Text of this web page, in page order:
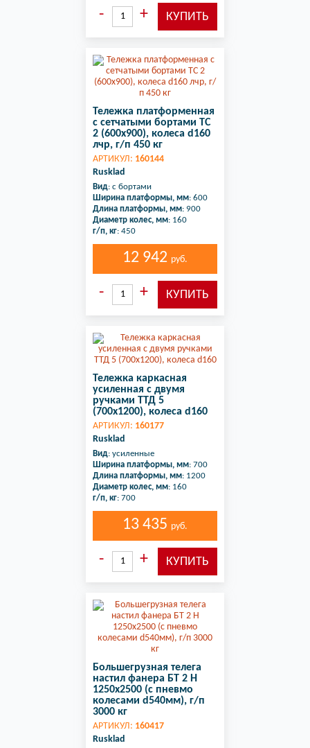
Тележка платформенная
с сетчатыми бортами ТС
2 (600х900), колеса d160
лчр, г/п 450 кг
АРТИКУЛ: 160144
Rusklad
Вид: с бортами
Ширина платформы, мм: 600
Длина платформы, мм: 900
Диаметр колес, мм: 160
г/п, кг: 450
12 942 руб.
Тележка каркасная
усиленная с двумя
ручками ТТД 5
(700х1200), колеса d160
АРТИКУЛ: 160177
Rusklad
Вид: усиленные
Ширина платформы, мм: 700
Длина платформы, мм: 1200
Диаметр колес, мм: 160
г/п, кг: 700
13 435 руб.
Большегрузная телега
настил фанера БТ 2 Н
1250х2500 (с пневмо
колесами d540мм), г/п
3000 кг
АРТИКУЛ: 160417
Rusklad